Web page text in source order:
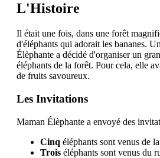
L'Histoire
Il était une fois, dans une forêt
d'éléphants qui adorait les bananes.
Élèphante a décidé d'organiser un
éléphants de la forêt. Pour cela, elle
de fruits savoureux.
Les Invitations
Maman Élèphante a envoyé des
Cinq éléphants sont venus de
Trois éléphants sont venus du